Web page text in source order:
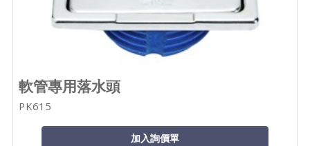
軟管專用落水頭
PK615
加入詢價單